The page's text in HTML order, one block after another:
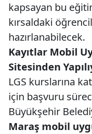
kapsayan bu
kırsaldaki
hazırlanabilecek.
Kayıtlar Mobil
Sitesinden
LGS kurslarına
için başvuru
Büyükşehir
Maraş mobil